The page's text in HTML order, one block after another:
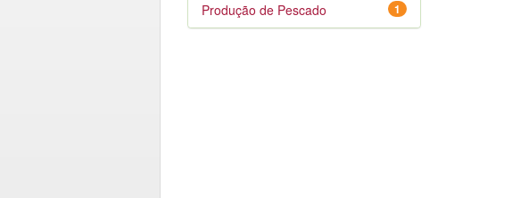
1
Produção de Pescado